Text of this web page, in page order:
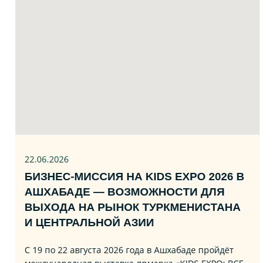
22.06.2026
БИЗНЕС‑МИССИЯ НА KIDS EXPO 2026 В
АШХАБАДЕ — ВОЗМОЖНОСТИ ДЛЯ
ВЫХОДА НА РЫНОК ТУРКМЕНИСТАНА
И ЦЕНТРАЛЬНОЙ АЗИИ
С 19 по 22 августа 2026 года в Ашхабаде пройдёт